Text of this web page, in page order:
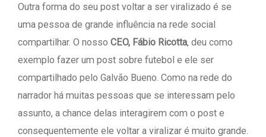
Outra forma do seu post voltar a ser viralizado é se
uma pessoa de grande influência na rede social
compartilhar. O nosso CEO, Fábio Ricotta, deu como
exemplo fazer um post sobre futebol e ele ser
compartilhado pelo Galvão Bueno. Como na rede do
narrador há muitas pessoas que se interessam pelo
assunto, a chance delas interagirem com o post e
consequentemente ele voltar a viralizar é muito grande.